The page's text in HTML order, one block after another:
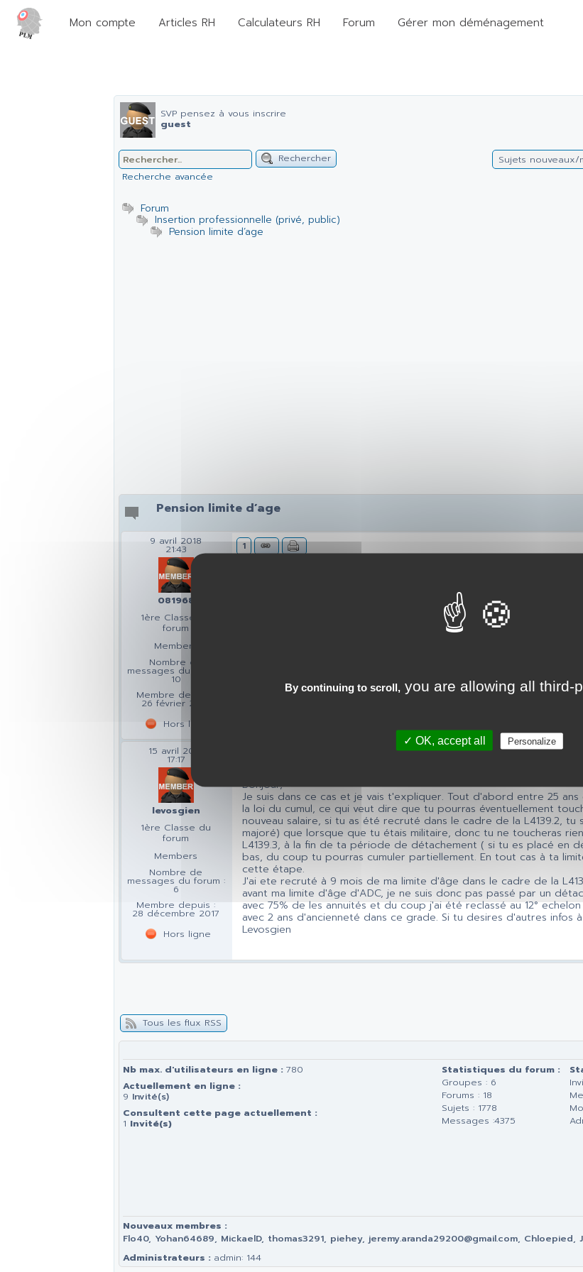
Mon compte Articles RH Calculateurs RH Forum Gérer mon déménagement
SVP pensez à vous inscrire
guest
Sujets nouveaux/
Rechercher
Recherche avancée
Forum
Insertion professionnelle (privé, public)
Pension limite d’age
Pension limite d’age
9 avril 2018
21:43
081968
1ère Classe du
forum
Members
Nombre de
messages du forum :
10
Membre depuis :
26 février 2018
Hors ligne
1
Je suis à la recherche d’anciens militaires ayant basculés dans la
j’aimera savoir s’il y a des démarches particulières à effectuer et
Je vous remercie et vous souhaite une bonne soirée.
15 avril 2018
17:17
levosgien
1ère Classe du
forum
Members
Nombre de
messages du forum :
6
Membre depuis :
28 décembre 2017
Hors ligne
Bonjour,
Je suis dans ce cas et je vais t'expliquer. Tout d'abord entre 25
la loi du cumul, ce qui veut dire que tu pourras éventuellement
nouveau salaire, si tu as été recruté dans le cadre de la L4139.2, tu
majoré) que lorsque que tu étais militaire, donc tu ne toucheras
L4139.3, à la fin de ta période de détachement ( si tu es placé en
bas, du coup tu pourras cumuler partiellement. En tout cas à ta
cette étape.
J'ai ete recruté à 9 mois de ma limite d'âge dans le cadre de la
avant ma limite d'âge d'ADC, je ne suis donc pas passé par un
avec 75% de les annuités et du coup j'ai été reclassé au 12°
avec 2 ans d'ancienneté dans ce grade. Si tu desires d'autres
Levosgien
Tous les flux RSS
Nb max. d'utilisateurs en ligne : 780
Actuellement en ligne :
9 Invité(s)
Consultent cette page actuellement :
1 Invité(s)
Statistiques du forum :
Groupes : 6
Forums : 18
Sujets : 1778
Messages :4375
Nouveaux membres :
Flo40, Yohan64689, MickaelD, thomas3291, piehey, jeremy.aranda29200@gmail.com, Chloepied,
Administrateurs : admin: 144
By continuing to scroll, you are allowing all third-
✓ OK, accept all Personalize